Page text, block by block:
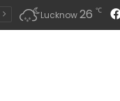
Lucknow26 ℃